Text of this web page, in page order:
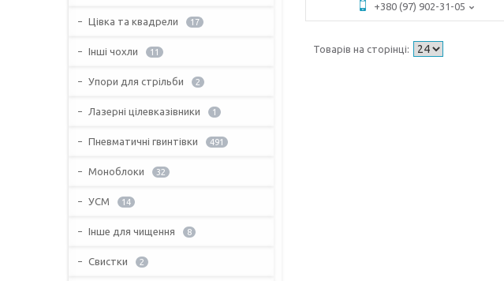
+380 (97) 902-31-05
Цівка та квадрели 17
Інші чохли 11
Упори для стрільби 2
Лазерні цілевказівники 1
Пневматичні гвинтівки 491
Моноблоки 32
УСМ 14
Інше для чищення 8
Свистки 2